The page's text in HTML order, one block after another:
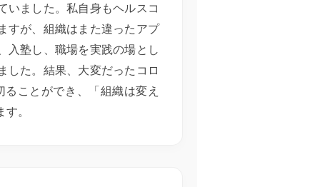
いました。私自身もヘルスコ
すが、組織はまた違ったアプ
入塾し、職場を実践の場とし
した。結果、大変だったコロ
ことができ、「組織は変え
。